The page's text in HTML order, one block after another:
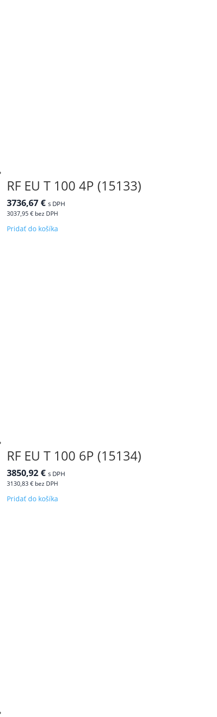
RF EU T 100 4P (15133)
3736,67 € s DPH
3037,95€ bez DPH
Pridať do košíka
RF EU T 100 6P (15134)
3850,92 € s DPH
3130,83€ bez DPH
Pridať do košíka